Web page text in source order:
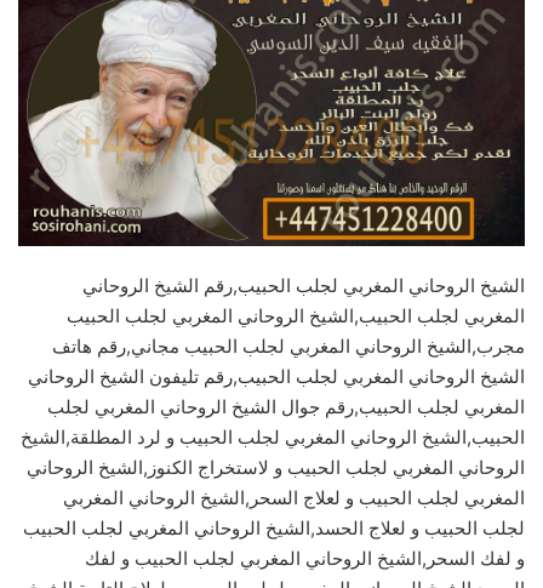
الشيخ الروحاني المغربي لجلب الحبيب,رقم الشيخ الروحاني
المغربي لجلب الحبيب,الشيخ الروحاني المغربي لجلب الحبيب
مجرب,الشيخ الروحاني المغربي لجلب الحبيب مجاني,رقم هاتف
الشيخ الروحاني المغربي لجلب الحبيب,رقم تليفون الشيخ الروحاني
المغربي لجلب الحبيب,رقم جوال الشيخ الروحاني المغربي لجلب
الحبيب,الشيخ الروحاني المغربي لجلب الحبيب و لرد المطلقة,الشيخ
الروحاني المغربي لجلب الحبيب و لاستخراج الكنوز,الشيخ الروحاني
المغربي لجلب الحبيب و لعلاج السحر,الشيخ الروحاني المغربي
لجلب الحبيب و لعلاج الحسد,الشيخ الروحاني المغربي لجلب الحبيب
و لفك السحر,الشيخ الروحاني المغربي لجلب الحبيب و لفك